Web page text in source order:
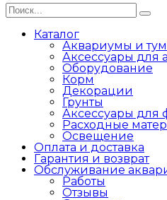
Search
for:
Каталог
Аквариумы и
Аксессуары для
Оборудование
Корм
Декорации
Грунты
Аксессуары для
Расходные
Освещение
Оплата и доставка
Гарантия и возврат
Обслуживание
Работы
Отзывы